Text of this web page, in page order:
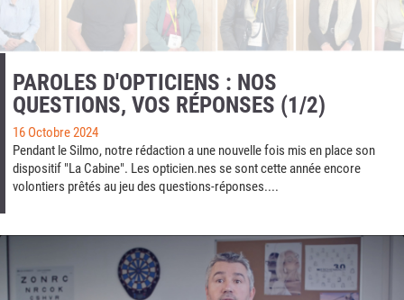
PAROLES D'OPTICIENS : NOS
QUESTIONS, VOS RÉPONSES (1/2)
16 Octobre 2024
Pendant le Silmo, notre rédaction a une nouvelle fois mis en place son
dispositif "La Cabine". Les opticien.nes se sont cette année encore
volontiers prêtés au jeu des questions-réponses....